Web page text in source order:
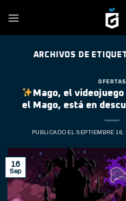
ARCHIVOS DE
OFERTAS
Mago, el
el Mago, está en
PUBLICADO EL SEPTIEMBRE 16,
16
Sep